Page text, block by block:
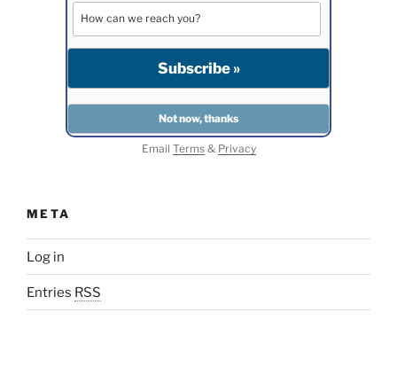
Email Terms& Privacy
META
Log in
Entries RSS